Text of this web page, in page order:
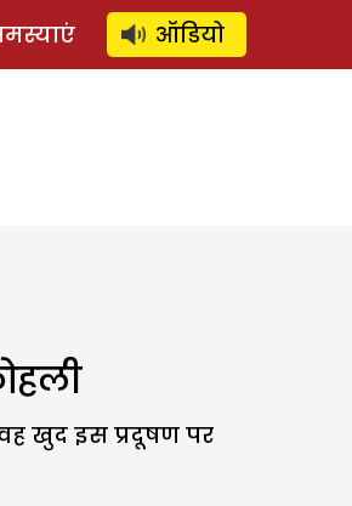
⚲ SUBSCRIBE
ऑडियो
खुद इस प्रदूषण पर